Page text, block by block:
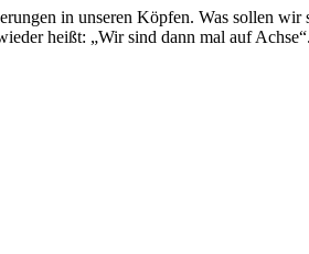
in unseren Köpfen. Was sollen wir
heißt: „Wir sind dann mal auf Achse“.